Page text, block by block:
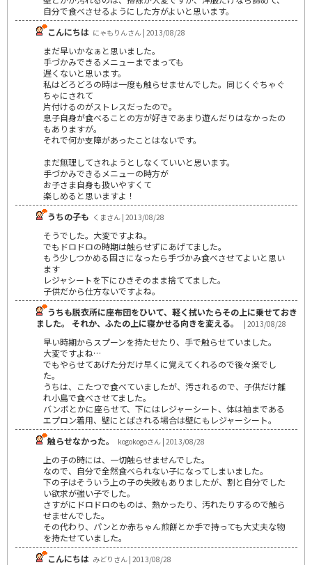
自分で食べさせるようにした方がよいと思います。
こんにちは にゃもりんさん | 2013/08/28
まだ早いかなぁと思いました。
手づかみできるメニューまでまっても
遅くないと思います。
私はどろどろの時は一度も触らせませんでした。同じくぐちゃぐ
ちゃにされて
片付けるのがストレスだったので。
息子自身が食べることの方が好きであまり遊んだりはなかったの
もありますが。
それで何か支障があったことはないです。
まだ無理してされようとしなくていいと思います。
手づかみできるメニューの時方が
お子さま自身も扱いやすくて
楽しめると思いますよ！
うちの子も くまさん | 2013/08/28
そうでした。大変ですよね。
でもドロドロの時期は触らせずにあげてました。
もう少しつかめる固さになったら手づかみ食べさせてよいと思い
ます
レジャシートを下にひきそのまま捨ててました。
子供だから仕方ないですよね。
うちも脱衣所に座布団をひいて、軽く拭いたらその上に乗せておき
ました。 それか、ふたの上に寝かせる向きを変える。
| 2013/08/28
早い時期からスプーンを持たせたり、手で触らせていました。
大変ですよね…
でもやらせてあげた分だけ早くに覚えてくれるので後々楽でし
た。
うちは、こたつで食べていましたが、汚されるので、子供だけ離
れ小島で食べさせてました。
バンボとかに座らせて、下にはレジャーシート、体は袖まである
エプロン着用、壁にとばされる場合は壁にもレジャーシート。
触らせなかった。
kogokogoさん | 2013/08/28
上の子の時には、一切触らせませんでした。
なので、自分で全然食べられない子になってしまいました。
下の子はそういう上の子の失敗もありましたが、割と自分でした
い欲求が強い子でした。
さすがにドロドロのものは、熱かったり、汚れたりするので触ら
せませんでした。
その代わり、パンとか赤ちゃん煎餅とか手で持っても大丈夫な物
を持たせていました。
こんにちは みどりさん | 2013/08/28